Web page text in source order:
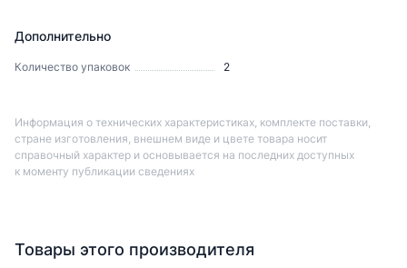
Дополнительно
Количество упаковок 2
Информация о технических характеристиках, комплекте поставки,
стране изготовления, внешнем виде и цвете товара носит
справочный характер и основывается на последних доступных
к моменту публикации сведениях
Товары этого производителя